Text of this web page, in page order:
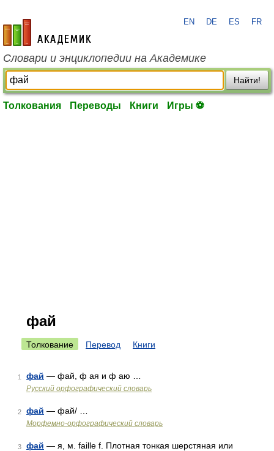
academic.ru
EN DE ES FR
Словари и энциклопедии на Академике
Найти!
Толкования Переводы Книги Игры ⚽
фай
Толкование Перевод Книги
1 фай — фай, ф ая и ф аю …
Русский орфографический словарь
2 фай — фай/ …
Морфемно-орфографический словарь
3 фай — я, м. faille f. Плотная тонкая шерстяная или